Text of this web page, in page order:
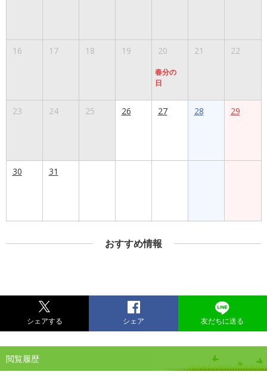
16 17 18 19 20
春分の
日
21 22
23 24 25 26 27 28 29
30 31
おすすめ情報
シェアする シェア 友だちに送る
閲覧履歴